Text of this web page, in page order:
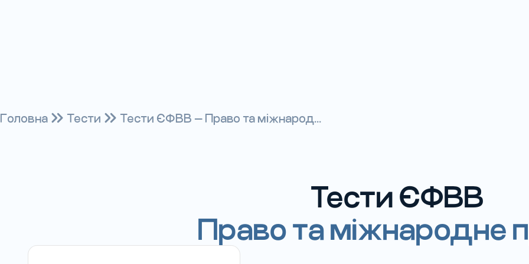
Головна Тести Тести ЄФВВ — Право та міжнарод...
Тести ЄФВВ
Право та міжнародне